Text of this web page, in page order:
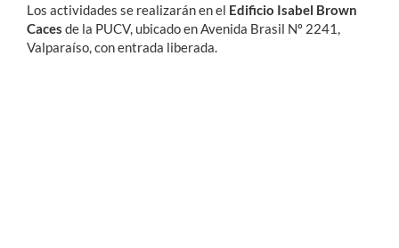
Los actividades se realizarán en el Edificio Isabel Brown
Caces de la PUCV, ubicado en Avenida Brasil Nº 2241,
Valparaíso, con entrada liberada.